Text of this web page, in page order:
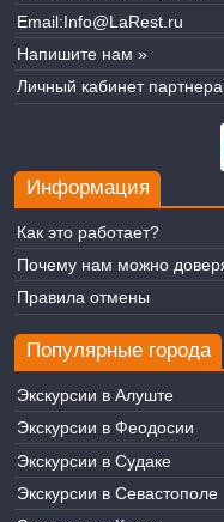
Email:Info@LaRest.ru
Напишите нам »
Личный кабинет
Информация
Как это работает?
Почему нам можно
Правила отмены
Популярные города
Экскурсии в Алуште
Экскурсии в Феодосии
Экскурсии в Судаке
Экскурсии в Севастополе